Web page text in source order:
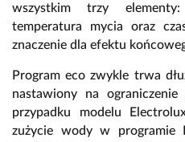
wszystkim trzy elementy:
temperatura mycia oraz
znaczenie dla efektu
Program eco zwykle trwa
nastawiony na
przypadku modelu
zużycie wody w programie